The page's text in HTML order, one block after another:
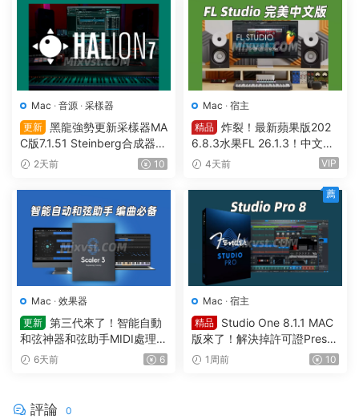
Mac · 音源 · 采樣器
更新 黑龍強勢更新采樣器MA
C版7.1.51 Steinberg合成器St
einberg HALion v7.1.51 MAC
2天前 10
Mac · 宿主
精品 炸裂！最新蘋果版202
6.8.3水果FL 26.1.3！中文編
曲軟件Image Line-FL Studio
36 (All Plugins Edition) GUIS
EPPE MAC
4天前 VIP
Mac · 效果器
更新 第三代來了！智能自動
和弦神器和弦助手MIDI處理Pl
ugin Boutique – Scaler 3 v3.
6天前 6
Mac · 宿主
精品
Studio One 8.1.1 MAC
版來了！解決掉許可證Preso
nus Studio One Pro 8 v8.1.1
1周前 10
薦
評論 0